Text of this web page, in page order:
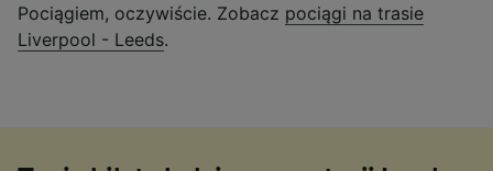
Pociągiem, oczywiście. Zobacz pociągi na trasie
Liverpool - Leeds.